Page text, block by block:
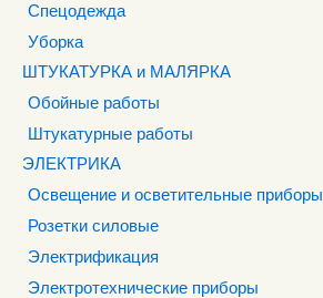
Спецодежда
Уборка
ШТУКАТУРКА и МАЛЯРКА
Обойные работы
Штукатурные работы
ЭЛЕКТРИКА
Освещение и осветительные приборы
Розетки силовые
Электрификация
Электротехнические приборы